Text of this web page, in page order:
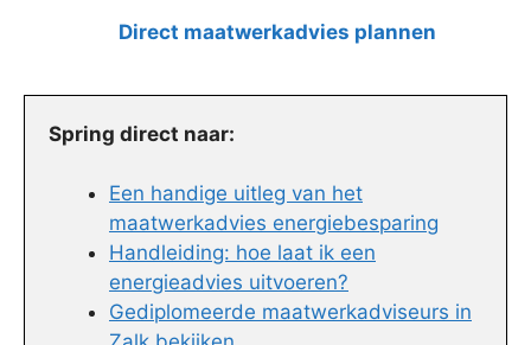
Direct maatwerkadvies plannen
Spring direct naar:
Een handige uitleg van het
maatwerkadvies energiebesparing
Handleiding: hoe laat ik een
energieadvies uitvoeren?
Gediplomeerde maatwerkadviseurs in